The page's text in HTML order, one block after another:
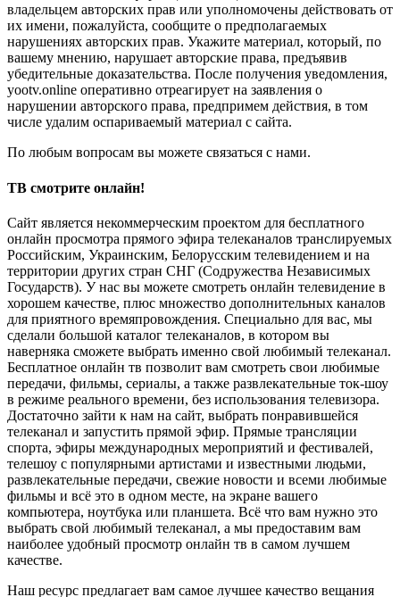
владельцем авторских прав или уполномочены действовать от
их имени, пожалуйста, сообщите о предполагаемых
нарушениях авторских прав. Укажите материал, который, по
вашему мнению, нарушает авторские права, предъявив
убедительные доказательства. После получения уведомления,
yootv.online оперативно отреагирует на заявления о
нарушении авторского права, предпримем действия, в том
числе удалим оспариваемый материал с сайта.
По любым вопросам вы можете связаться с нами.
ТВ смотрите онлайн!
Сайт является некоммерческим проектом для бесплатного
онлайн просмотра прямого эфира телеканалов транслируемых
Российским, Украинским, Белорусским телевидением и на
территории других стран СНГ (Содружества Независимых
Государств). У нас вы можете смотреть онлайн телевидение в
хорошем качестве, плюс множество дополнительных каналов
для приятного времяпровождения. Специально для вас, мы
сделали большой каталог телеканалов, в котором вы
наверняка сможете выбрать именно свой любимый телеканал.
Бесплатное онлайн тв позволит вам смотреть свои любимые
передачи, фильмы, сериалы, а также развлекательные ток-шоу
в режиме реального времени, без использования телевизора.
Достаточно зайти к нам на сайт, выбрать понравившейся
телеканал и запустить прямой эфир. Прямые трансляции
спорта, эфиры международных мероприятий и фестивалей,
телешоу с популярными артистами и известными людьми,
развлекательные передачи, свежие новости и всеми любимые
фильмы и всё это в одном месте, на экране вашего
компьютера, ноутбука или планшета. Всё что вам нужно это
выбрать свой любимый телеканал, а мы предоставим вам
наиболее удобный просмотр онлайн тв в самом лучшем
качестве.
Наш ресурс предлагает вам самое лучшее качество вещания